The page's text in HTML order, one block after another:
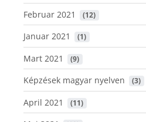
Februar 2021 (12)
Januar 2021 (1)
Mart 2021 (9)
Képzések magyar nyelven (3)
April 2021 (11)